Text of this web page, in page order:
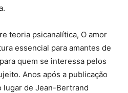
teoria psicanalítica, O amor
essencial para amantes de
quem se interessa pelos
Anos após a publicação
lugar de Jean-Bertrand